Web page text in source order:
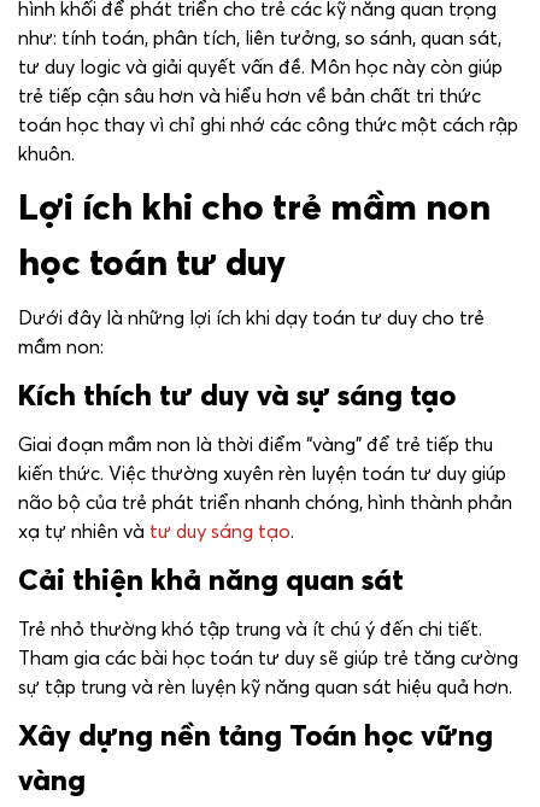
hình khối để phát triển cho trẻ các kỹ năng quan trọng
như: tính toán, phân tích, liên tưởng, so sánh, quan sát,
tư duy logic và giải quyết vấn đề. Môn học này còn giúp
trẻ tiếp cận sâu hơn và hiểu hơn về bản chất tri thức
toán học thay vì chỉ ghi nhớ các công thức một cách rập
khuôn.
Lợi ích khi cho trẻ mầm non
học toán tư duy
Dưới đây là những lợi ích khi dạy toán tư duy cho trẻ
mầm non:
Kích thích tư duy và sự sáng tạo
Giai đoạn mầm non là thời điểm “vàng” để trẻ tiếp thu
kiến thức. Việc thường xuyên rèn luyện toán tư duy giúp
não bộ của trẻ phát triển nhanh chóng, hình thành phản
xạ tự nhiên và tư duy sáng tạo.
Cải thiện khả năng quan sát
Trẻ nhỏ thường khó tập trung và ít chú ý đến chi tiết.
Tham gia các bài học toán tư duy sẽ giúp trẻ tăng cường
sự tập trung và rèn luyện kỹ năng quan sát hiệu quả hơn.
Xây dựng nền tảng Toán học vững
vàng